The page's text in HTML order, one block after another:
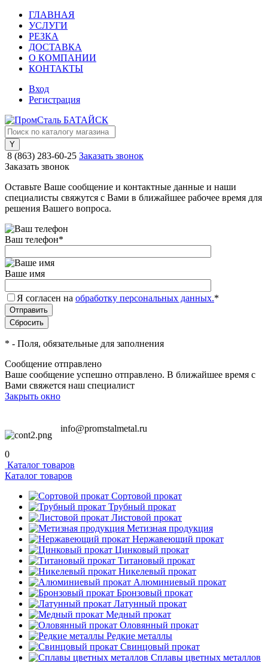
ГЛАВНАЯ
УСЛУГИ
РЕЗКА
ДОСТАВКА
О КОМПАНИИ
КОНТАКТЫ
Вход
Регистрация
8 (863) 283-60-25 Заказать звонок
Заказать звонок
Оставьте Ваше сообщение и контактные данные и наши
специалисты свяжутся с Вами в ближайшее рабочее время для
решения Вашего вопроса.
Ваш телефон*
Ваше имя
Я согласен на обработку персональных данных.*
* - Поля, обязательные для заполнения
Сообщение отправлено
Ваше сообщение успешно отправлено. В ближайшее время с
Вами свяжется наш специалист
Закрыть окно
info@promstalmetal.ru
0
Каталог товаров
Каталог товаров
Сортовой прокат
Трубный прокат
Листовой прокат
Метизная продукция
Нержавеющий прокат
Цинковый прокат
Титановый прокат
Никелевый прокат
Алюминиевый прокат
Бронзовый прокат
Латунный прокат
Медный прокат
Оловянный прокат
Редкие металлы
Свинцовый прокат
Сплавы цветных металлов